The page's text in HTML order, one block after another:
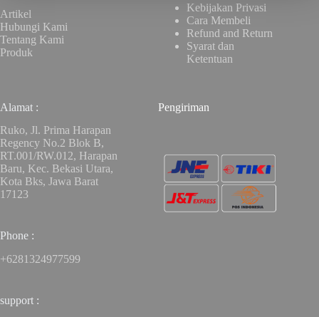
Artikel
Hubungi Kami
Tentang Kami
Produk
Kebijakan Privasi
Cara Membeli
Refund and Return
Syarat dan
Ketentuan
Alamat :
Ruko, Jl. Prima Harapan
Regency No.2 Blok B,
RT.001/RW.012, Harapan
Baru, Kec. Bekasi Utara,
Kota Bks, Jawa Barat
17123
Phone :
+6281324977599
support :
Pengiriman